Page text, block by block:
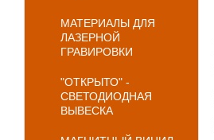
МАТЕРИАЛЫ ДЛЯ
ЛАЗЕРНОЙ
ГРАВИРОВКИ
"ОТКРЫТО" -
СВЕТОДИОДНАЯ
ВЫВЕСКА